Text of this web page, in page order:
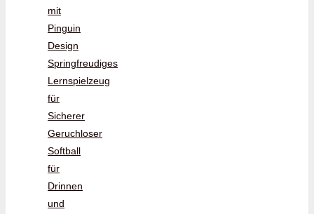
mit
Pinguin
Design
Springfreudiges
Lernspielzeug
für
Sicherer
Geruchloser
Softball
für
Drinnen
und